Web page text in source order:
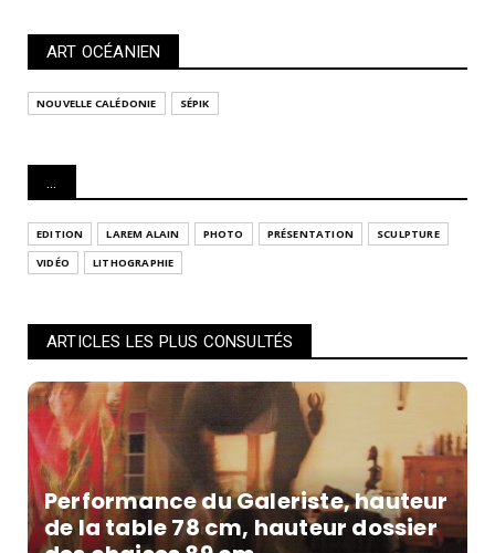
ART OCÉANIEN
NOUVELLE CALÉDONIE SÉPIK
...
EDITION LAREM ALAIN PHOTO PRÉSENTATION
SCULPTURE
VIDÉO
LITHOGRAPHIE
ARTICLES LES PLUS CONSULTÉS
Performance du Galeriste, hauteur
de la table 78 cm, hauteur dossier